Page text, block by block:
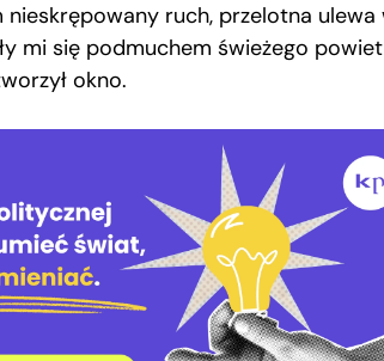
nieskrępowany ruch, przelotna ulewa
mi się podmuchem świeżego
okno.